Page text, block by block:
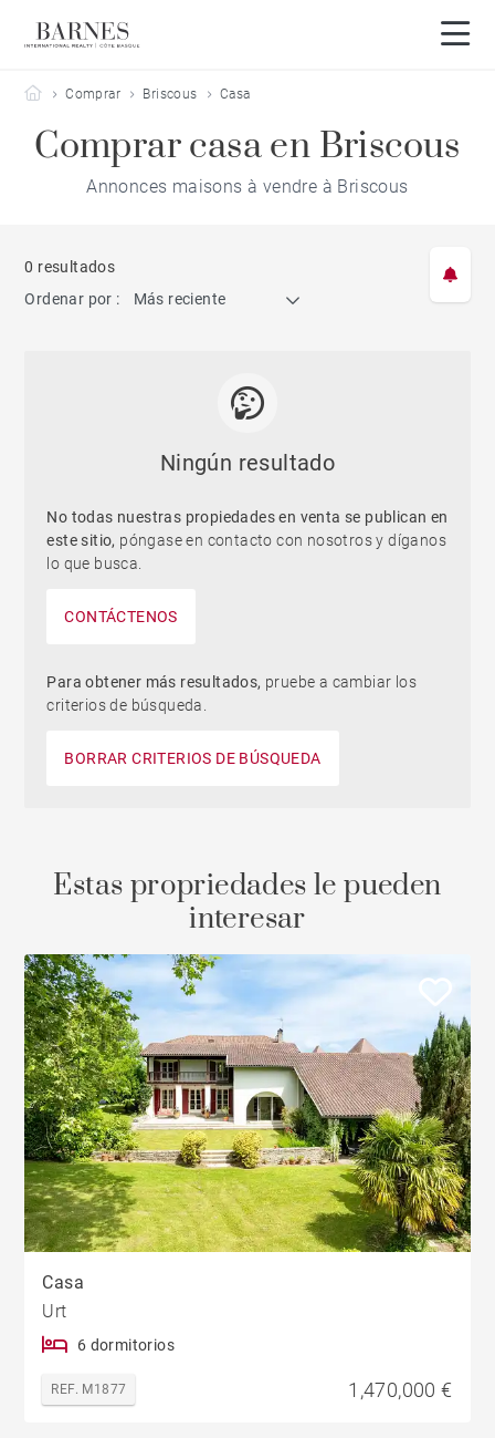
Barnes Côte Basque
Comprar Briscous Casa
Comprar casa en Briscous
Annonces maisons à vendre à Briscous
0 resultados
Ordenar por :
Más reciente
Ningún resultado
No todas nuestras propiedades en venta se publican en
este sitio, póngase en contacto con nosotros y díganos
lo que busca.
CONTÁCTENOS
Para obtener más resultados, pruebe a cambiar los
criterios de búsqueda.
BORRAR CRITERIOS DE BÚSQUEDA
Estas propriedades le pueden
interesar
Casa
Urt
6 dormitorios
REF. M1877 1,470,000 €